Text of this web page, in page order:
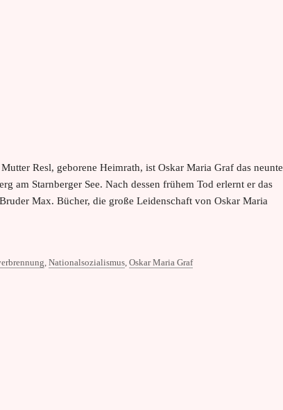
Resl, geborene Heimrath, ist Oskar Maria Graf das neunte
am Starnberger See. Nach dessen frühem Tod erlernt er das
Max. Bücher, die große Leidenschaft von Oskar Maria
, Nationalsozialismus, Oskar Maria Graf